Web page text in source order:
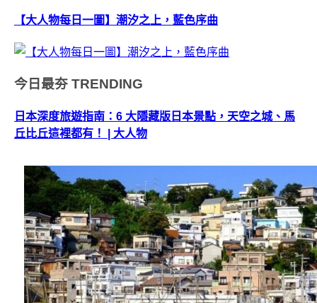
【大人物每日一圖】潮汐之上，藍色序曲
今日最夯 TRENDING
日本深度旅遊指南：6 大隱藏版日本景點，天空之城、馬
丘比丘這裡都有！ | 大人物